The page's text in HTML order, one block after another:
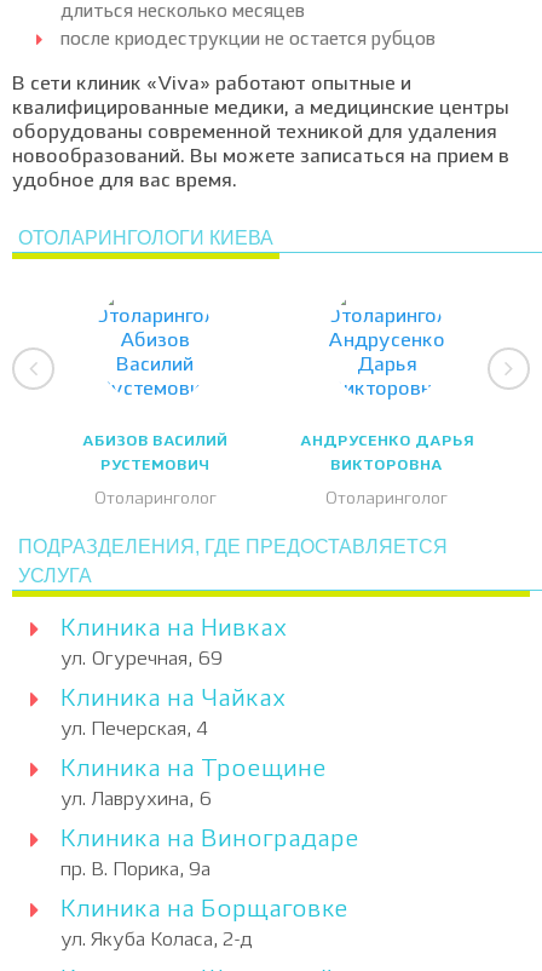
длиться несколько месяцев
после криодеструкции не остается рубцов
В сети клиник «Viva» работают опытные и
квалифицированные медики, а медицинские центры
оборудованы современной техникой для удаления
новообразований. Вы можете записаться на прием в
удобное для вас время.
ОТОЛАРИНГОЛОГИ КИЕВА
АБИЗОВ ВАСИЛИЙ
РУСТЕМОВИЧ
Отоларинголог
АНДРУСЕНКО ДАРЬЯ
ВИКТОРОВНА
Отоларинголог
ПОДРАЗДЕЛЕНИЯ, ГДЕ ПРЕДОСТАВЛЯЕТСЯ
УСЛУГА
Клиника на Нивках
ул. Огуречная, 69
Клиника на Чайках
ул. Печерская, 4
Клиника на Троещине
ул. Лаврухина, 6
Клиника на Виноградаре
пр. В. Порика, 9а
Клиника на Борщаговке
ул. Якуба Коласа, 2-д